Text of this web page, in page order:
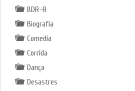
BDR-R
Biografia
Comedia
Corrida
Dança
Desastres